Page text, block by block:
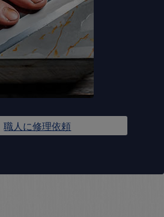
職人に修理依頼